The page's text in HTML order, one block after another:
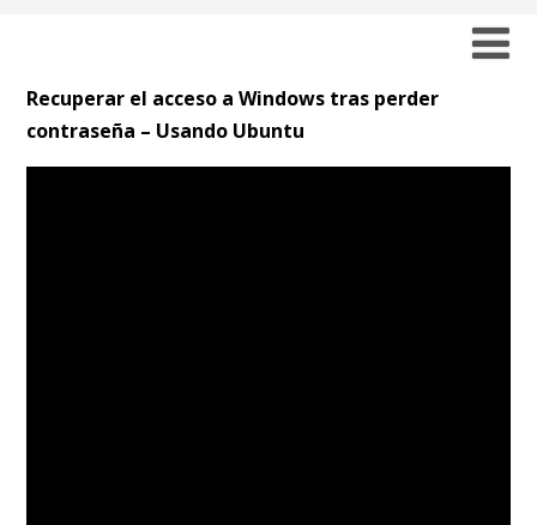
Recuperar el acceso a Windows tras perder
contraseña – Usando Ubuntu